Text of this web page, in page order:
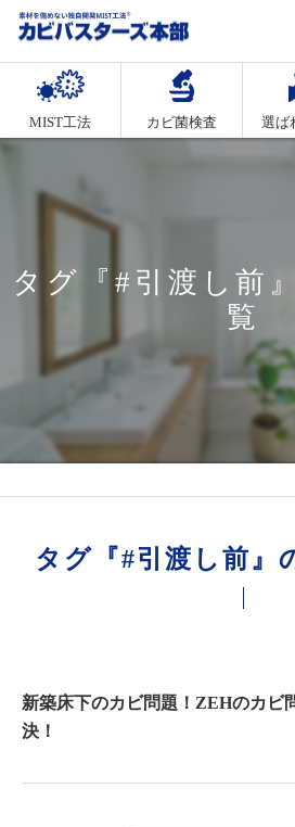
MIST工法 カビ菌検査 選ば
タグ『#引渡し前
覧
タグ『#引渡し前』
新築床下のカビ問題！ZEHのカビ
決！